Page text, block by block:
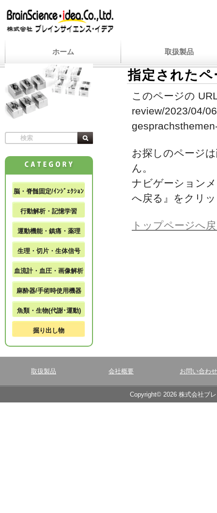
ホーム 取扱製品
指定された
このページの
review/2023/04/
お探しのページ
ん。
ナビゲーション
へ戻る』をクリ
トップページへ
脳・脊髄固定/ｲﾝｼﾞｪｸｼｮﾝ
行動解析・記憶学習
運動機能・鎮痛・薬理
生理・切片・生体信号
血流計・血圧・画像解析
麻酔器/手術時使用機器
魚類・生物(代謝･運動)
掘り出し物
取扱製品 会社概要 お問い合わせ
Copyright© 2026 株式会社ブ